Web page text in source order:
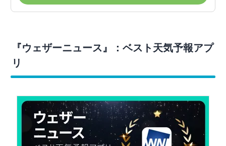
『ウェザーニュース』：ベスト天気予報アプ
リ